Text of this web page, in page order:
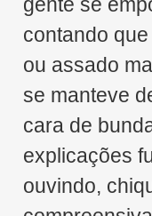
gente se
contando
ou assado
se manteve
cara de
explicações
ouvindo,